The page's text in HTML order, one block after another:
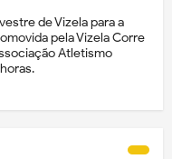
de Vizela para a
pela Vizela Corre
Atletismo